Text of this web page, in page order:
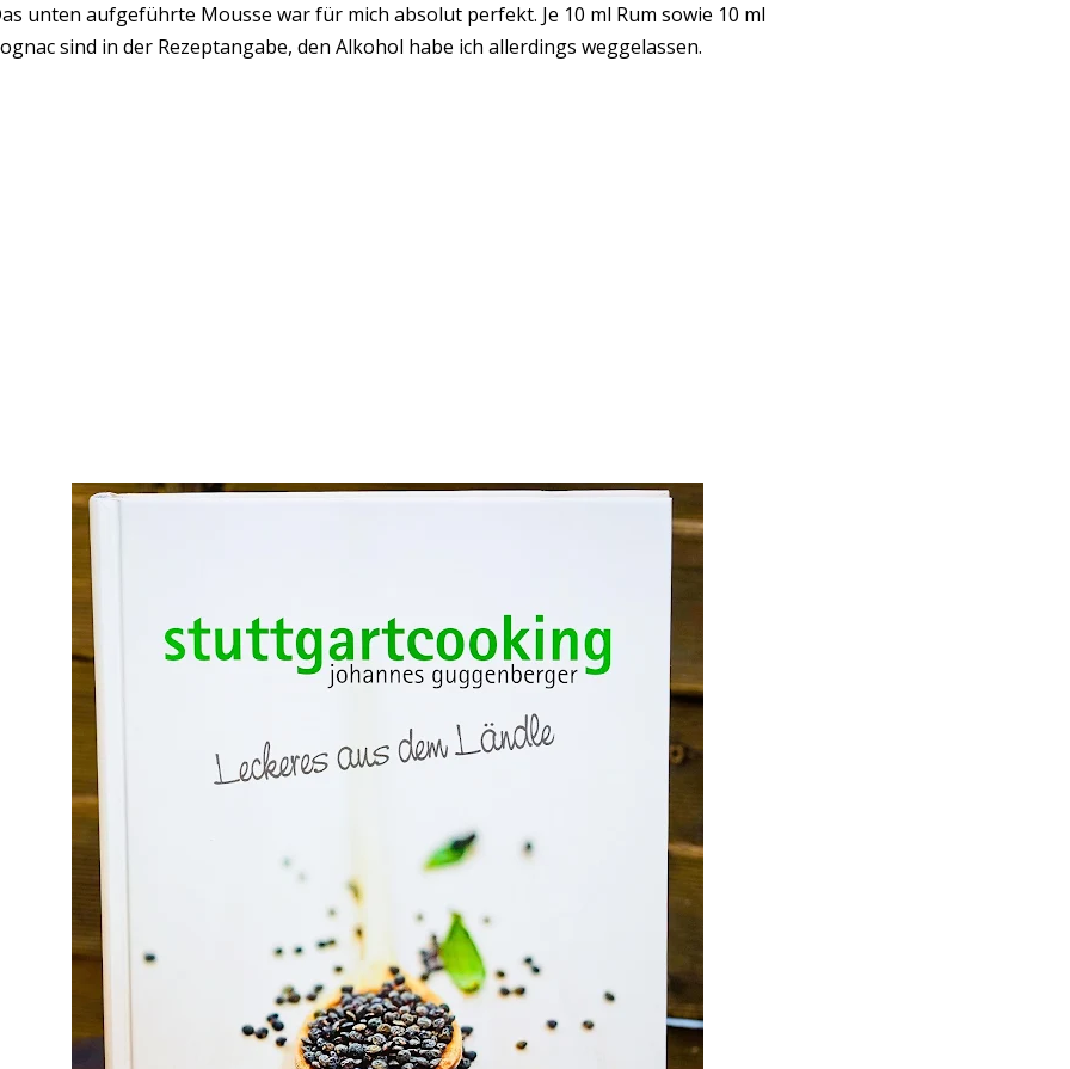
unten aufgeführte Mousse war für mich absolut perfekt. Je 10 ml Rum sowie 10 ml
sind in der Rezeptangabe, den Alkohol habe ich allerdings weggelassen.